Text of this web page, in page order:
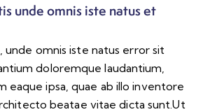
unde omnis iste natus et
unde omnis iste natus error sit
doloremque laudantium,
eaque ipsa, quae ab illo inventore
beatae vitae dicta sunt.Ut